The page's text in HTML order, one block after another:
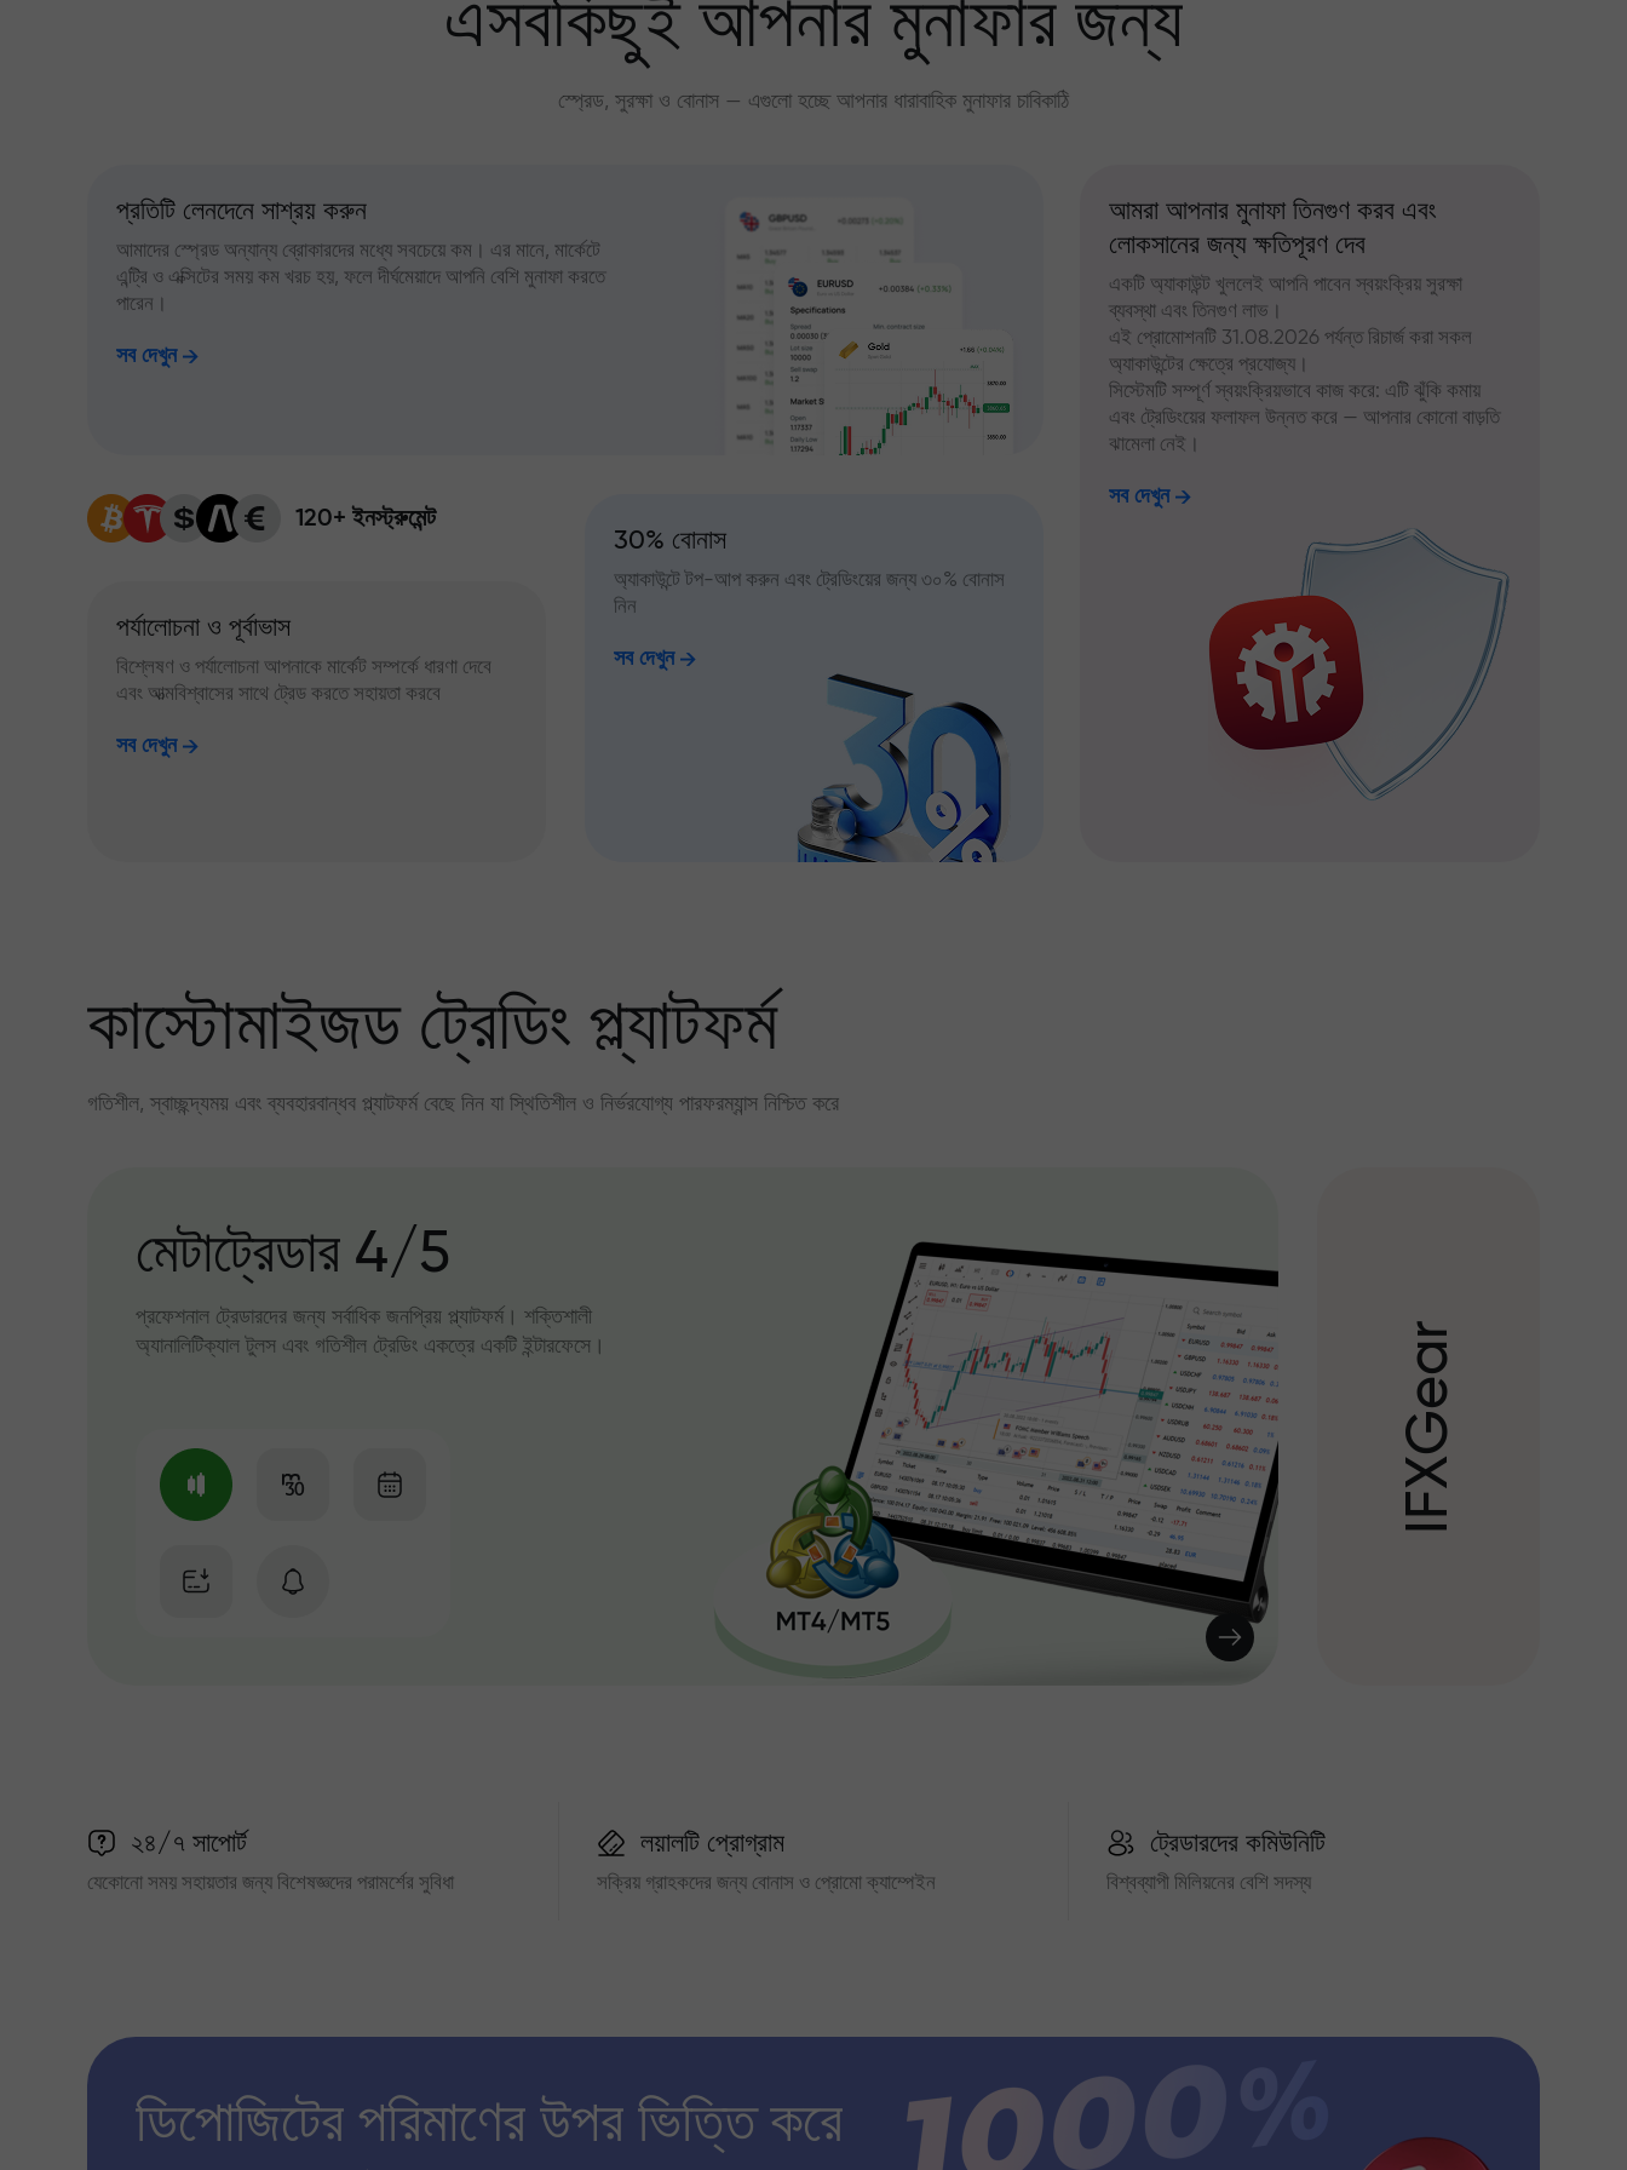
এসবকিছুই আপনার মুনাফার জন্য
স্প্রেড, সুরক্ষা ও বোনাস — এগুলো হচ্ছে আপনার ধারাবাহিক মুনাফার চাবিকাঠি
প্রতিটি লেনদেনে সাশ্রয় করুন
আমাদের স্প্রেড অন্যান্য ব্রোকারদের মধ্যে সবচেয়ে কম। এর মানে, মার্কেটে
এন্ট্রি ও এক্সিটের সময় কম খরচ হয়, ফলে দীর্ঘমেয়াদে আপনি বেশি মুনাফা করতে
পারেন।
সব দেখুন
120+ ইনস্ট্রুমেন্ট
পর্যালোচনা ও পূর্বাভাস
বিশ্লেষণ ও পর্যালোচনা আপনাকে মার্কেট সম্পর্কে ধারণা দেবে
এবং আত্মবিশ্বাসের সাথে ট্রেড করতে সহায়তা করবে
সব দেখুন
30% বোনাস
অ্যাকাউন্টে টপ-আপ করুন এবং ট্রেডিংয়ের জন্য ৩০% বোনাস
নিন
সব দেখুন
আমরা আপনার মুনাফা তিনগুণ করব এবং
লোকসানের জন্য ক্ষতিপূরণ দেব
একটি অ্যাকাউন্ট খুললেই আপনি পাবেন স্বয়ংক্রিয় সুরক্ষা
ব্যবস্থা এবং তিনগুণ লাভ।
এই প্রোমোশনটি 31.08.2026 পর্যন্ত রিচার্জ করা সকল
অ্যাকাউন্টের ক্ষেত্রে প্রযোজ্য।
সিস্টেমটি সম্পূর্ণ স্বয়ংক্রিয়ভাবে কাজ করে: এটি ঝুঁকি কমায়
এবং ট্রেডিংয়ের ফলাফল উন্নত করে — আপনার কোনো বাড়তি
ঝামেলা নেই।
সব দেখুন
কাস্টোমাইজড ট্রেডিং প্ল্যাটফর্ম
গতিশীল, স্বাচ্ছন্দ্যময় এবং ব্যবহারবান্ধব প্ল্যাটফর্ম বেছে নিন যা স্থিতিশীল ও নির্ভরযোগ্য পারফরম্যান্স নিশ্চিত করে
মেটাট্রেডার 4/5
প্রফেশনাল ট্রেডারদের জন্য সর্বাধিক জনপ্রিয় প্ল্যাটফর্ম। শক্তিশালী
অ্যানালিটিক্যাল টুলস এবং গতিশীল ট্রেডিং একত্রে একটি ইন্টারফেসে।
I
F
X
G
e
a
r
২৪/৭ সাপোর্ট
যেকোনো সময় সহায়তার জন্য বিশেষজ্ঞদের পরামর্শের সুবিধা
লয়ালটি প্রোগ্রাম
সক্রিয় গ্রাহকদের জন্য বোনাস ও প্রোমো ক্যাম্পেইন
ট্রেডারদের কমিউনিটি
বিশ্বব্যাপী মিলিয়নের বেশি সদস্য
ডিপোজিটের পরিমাণের উপর ভিত্তি করে